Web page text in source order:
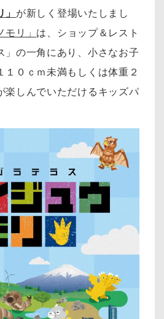
が新しく登場いたしまし
モリ」 は、ショップ＆レスト
」の一角にあり、小さなお子
１０ｃｍ未満もしくは体重２
楽しんでいただけるキッズパ